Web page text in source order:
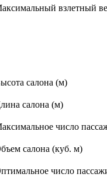
взлетный
салона (м)
салона (м)
число
салона (куб. м)
число